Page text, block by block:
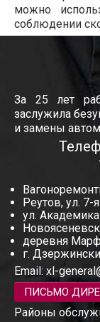
можно
соблюдении
За 25 лет
заслужила
и замены
Реутов, ул. 7-
ул.
деревня
г.
Email: xl-
ПИСЬМО
Районы